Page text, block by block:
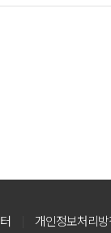
개인정보처리